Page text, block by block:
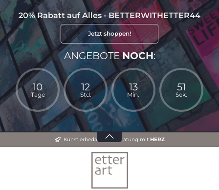
20% Rabatt auf Alles - BETTERWITHETTER44
Jetzt shoppen!
ANGEBOTENOCH:
10
Tage
12
Std.
13
Min.
50
Sek.
Künstlerbedarf und Beratung mitHERZ